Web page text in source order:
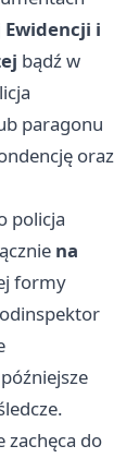
i
bądź w
paragonu
oraz
policja
na
formy
zachęca do